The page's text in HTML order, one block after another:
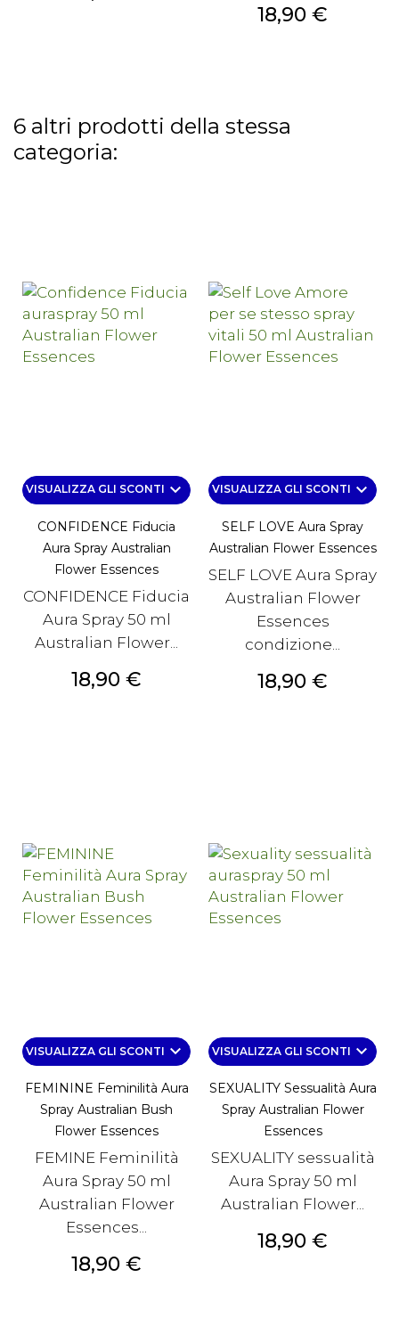
Prezzo
18,90 €
6 altri prodotti della stessa
categoria:
VISUALIZZA GLI SCONTI keyboard_arrow_down
CONFIDENCE Fiducia
Aura Spray Australian
Flower Essences
CONFIDENCE Fiducia
Aura Spray 50 ml
Australian Flower...
Prezzo
18,90 €
VISUALIZZA GLI SCONTI keyboard_arrow_down
SELF LOVE Aura Spray
Australian Flower Essences
SELF LOVE Aura Spray
Australian Flower
Essences
condizione...
Prezzo
18,90 €
VISUALIZZA GLI SCONTI keyboard_arrow_down
FEMININE Feminilità Aura
Spray Australian Bush
Flower Essences
FEMINE Feminilità
Aura Spray 50 ml
Australian Flower
Essences...
Prezzo
18,90 €
VISUALIZZA GLI SCONTI keyboard_arrow_down
SEXUALITY Sessualità Aura
Spray Australian Flower
Essences
SEXUALITY sessualità
Aura Spray 50 ml
Australian Flower...
Prezzo
18,90 €